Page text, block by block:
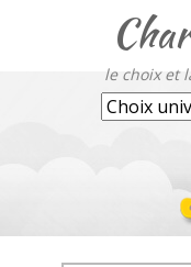
le choix et